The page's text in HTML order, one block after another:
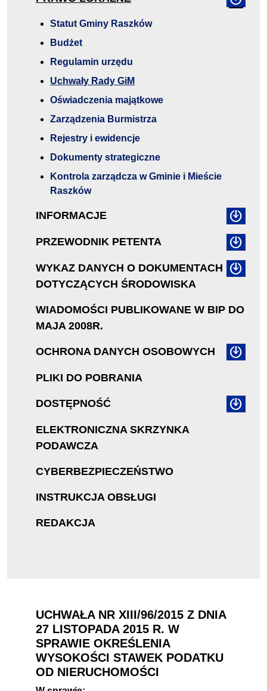
Statut Gminy Raszków
Budżet
Regulamin urzędu
Uchwały Rady GiM
Oświadczenia majątkowe
Zarządzenia Burmistrza
Rejestry i ewidencje
Dokumenty strategiczne
Kontrola zarządcza w Gminie i Mieście
Raszków
INFORMACJE
PRZEWODNIK PETENTA
WYKAZ DANYCH O DOKUMENTACH
DOTYCZĄCYCH ŚRODOWISKA
WIADOMOŚCI PUBLIKOWANE W BIP DO
MAJA 2008R.
OCHRONA DANYCH OSOBOWYCH
PLIKI DO POBRANIA
DOSTĘPNOŚĆ
ELEKTRONICZNA SKRZYNKA
PODAWCZA
CYBERBEZPIECZEŃSTWO
INSTRUKCJA OBSŁUGI
REDAKCJA
UCHWAŁA NR XIII/96/2015 Z DNIA
27 LISTOPADA 2015 R. W
SPRAWIE OKREŚLENIA
WYSOKOŚCI STAWEK PODATKU
OD NIERUCHOMOŚCI